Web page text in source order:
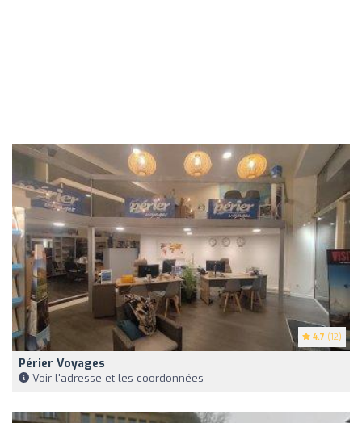
4.7 (12)
Périer Voyages
Voir l'adresse et les coordonnées